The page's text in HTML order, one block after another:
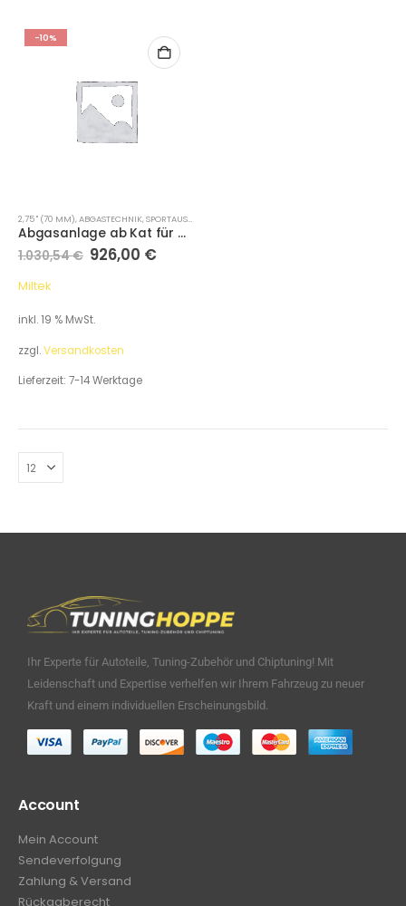
-10%
2,75 " (70 MM), ABGASTECHNIK,SPORTAUSPUFFANLAGEN
Abgasanlage ab Kat für Audi A1 1.4 TFSI S line 185PS S tronic (Variante: Cerakote Schwarze Endrohre)
1.030,54€ 926,00 €
Miltek
inkl. 19 % MwSt.
zzgl.Versandkosten
Lieferzeit: 7-14 Werktage
Ihr Experte für Autoteile, Tuning-Zubehör und Chiptuning! Mit
Leidenschaft und Expertise verhelfen wir Ihrem Fahrzeug zu neuer
Kraft und einem individuellen Erscheinungsbild.
Account
Mein Account
Sendeverfolgung
Zahlung & Versand
Rückgaberecht